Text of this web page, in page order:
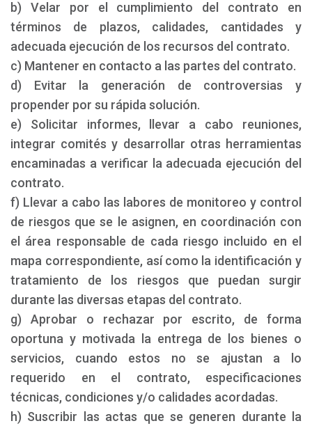
b) Velar por el cumplimiento del contrato en
términos de plazos, calidades, cantidades y
adecuada ejecución de los recursos del contrato.
c) Mantener en contacto a las partes del contrato.
d) Evitar la generación de controversias y
propender por su rápida solución.
e) Solicitar informes, llevar a cabo reuniones,
integrar comités y desarrollar otras herramientas
encaminadas a verificar la adecuada ejecución del
contrato.
f) Llevar a cabo las labores de monitoreo y control
de riesgos que se le asignen, en coordinación con
el área responsable de cada riesgo incluido en el
mapa correspondiente, así como la identificación y
tratamiento de los riesgos que puedan surgir
durante las diversas etapas del contrato.
g) Aprobar o rechazar por escrito, de forma
oportuna y motivada la entrega de los bienes o
servicios, cuando estos no se ajustan a lo
requerido en el contrato, especificaciones
técnicas, condiciones y/o calidades acordadas.
h) Suscribir las actas que se generen durante la